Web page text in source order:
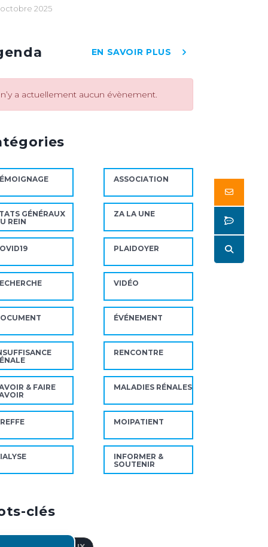
2025
EN SAVOIR PLUS
n’y a actuellement aucun évènement.
ASSOCIATION
GÉNÉRAUX
REIN
ZA LA UNE
PLAIDOYER
VIDÉO
ÉVÉNEMENT
RENCONTRE
& FAIRE
MALADIES RÉNALES
MOIPATIENT
INFORMER &
SOUTENIR
clés